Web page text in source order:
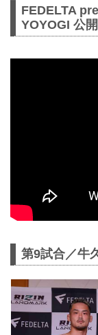
FEDELTA
YOYOGI 公
第9試合／牛